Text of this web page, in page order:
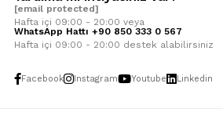
[email protected]
Hafta içi 09:00 - 20:00 veya
WhatsApp Hattı +90 850 333 0 567
Hafta içi 09:00 - 20:00 destek alabilirsiniz
Facebook Instagram Youtube Linkedin